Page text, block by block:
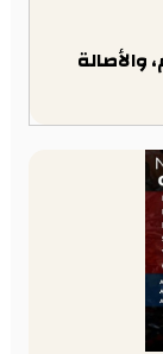
والأصالة